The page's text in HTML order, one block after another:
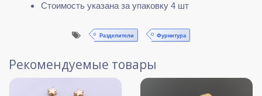
Стоимость указана за упаковку 4 шт
Разделители Фурнитура
Рекомендуемые товары